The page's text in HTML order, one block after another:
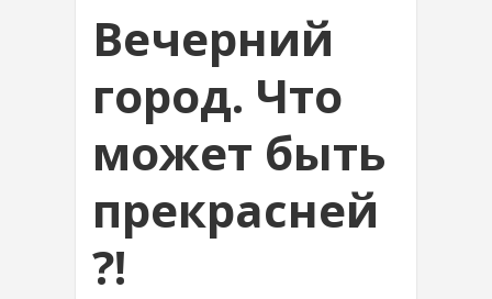
Вечерний
город. Что
может быть
прекрасней
?!